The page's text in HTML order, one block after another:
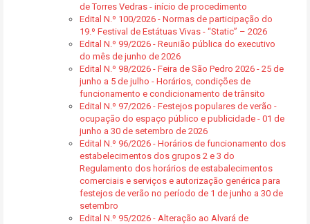
de Torres Vedras - início de procedimento
Edital N.º 100/2026 - Normas de participação do
19.º Festival de Estátuas Vivas - “Static” – 2026
Edital N.º 99/2026 - Reunião pública do executivo
do mês de junho de 2026
Edital N.º 98/2026 - Feira de São Pedro 2026 - 25 de
junho a 5 de julho - Horários, condições de
funcionamento e condicionamento de trânsito
Edital N.º 97/2026 - Festejos populares de verão -
ocupação do espaço público e publicidade - 01 de
junho a 30 de setembro de 2026
Edital N.º 96/2026 - Horários de funcionamento dos
estabelecimentos dos grupos 2 e 3 do
Regulamento dos horários de estabalecimentos
comerciais e serviços e autorização genérica para
festejos de verão no período de 1 de junho a 30 de
setembro
Edital N.º 95/2026 - Alteração ao Alvará de